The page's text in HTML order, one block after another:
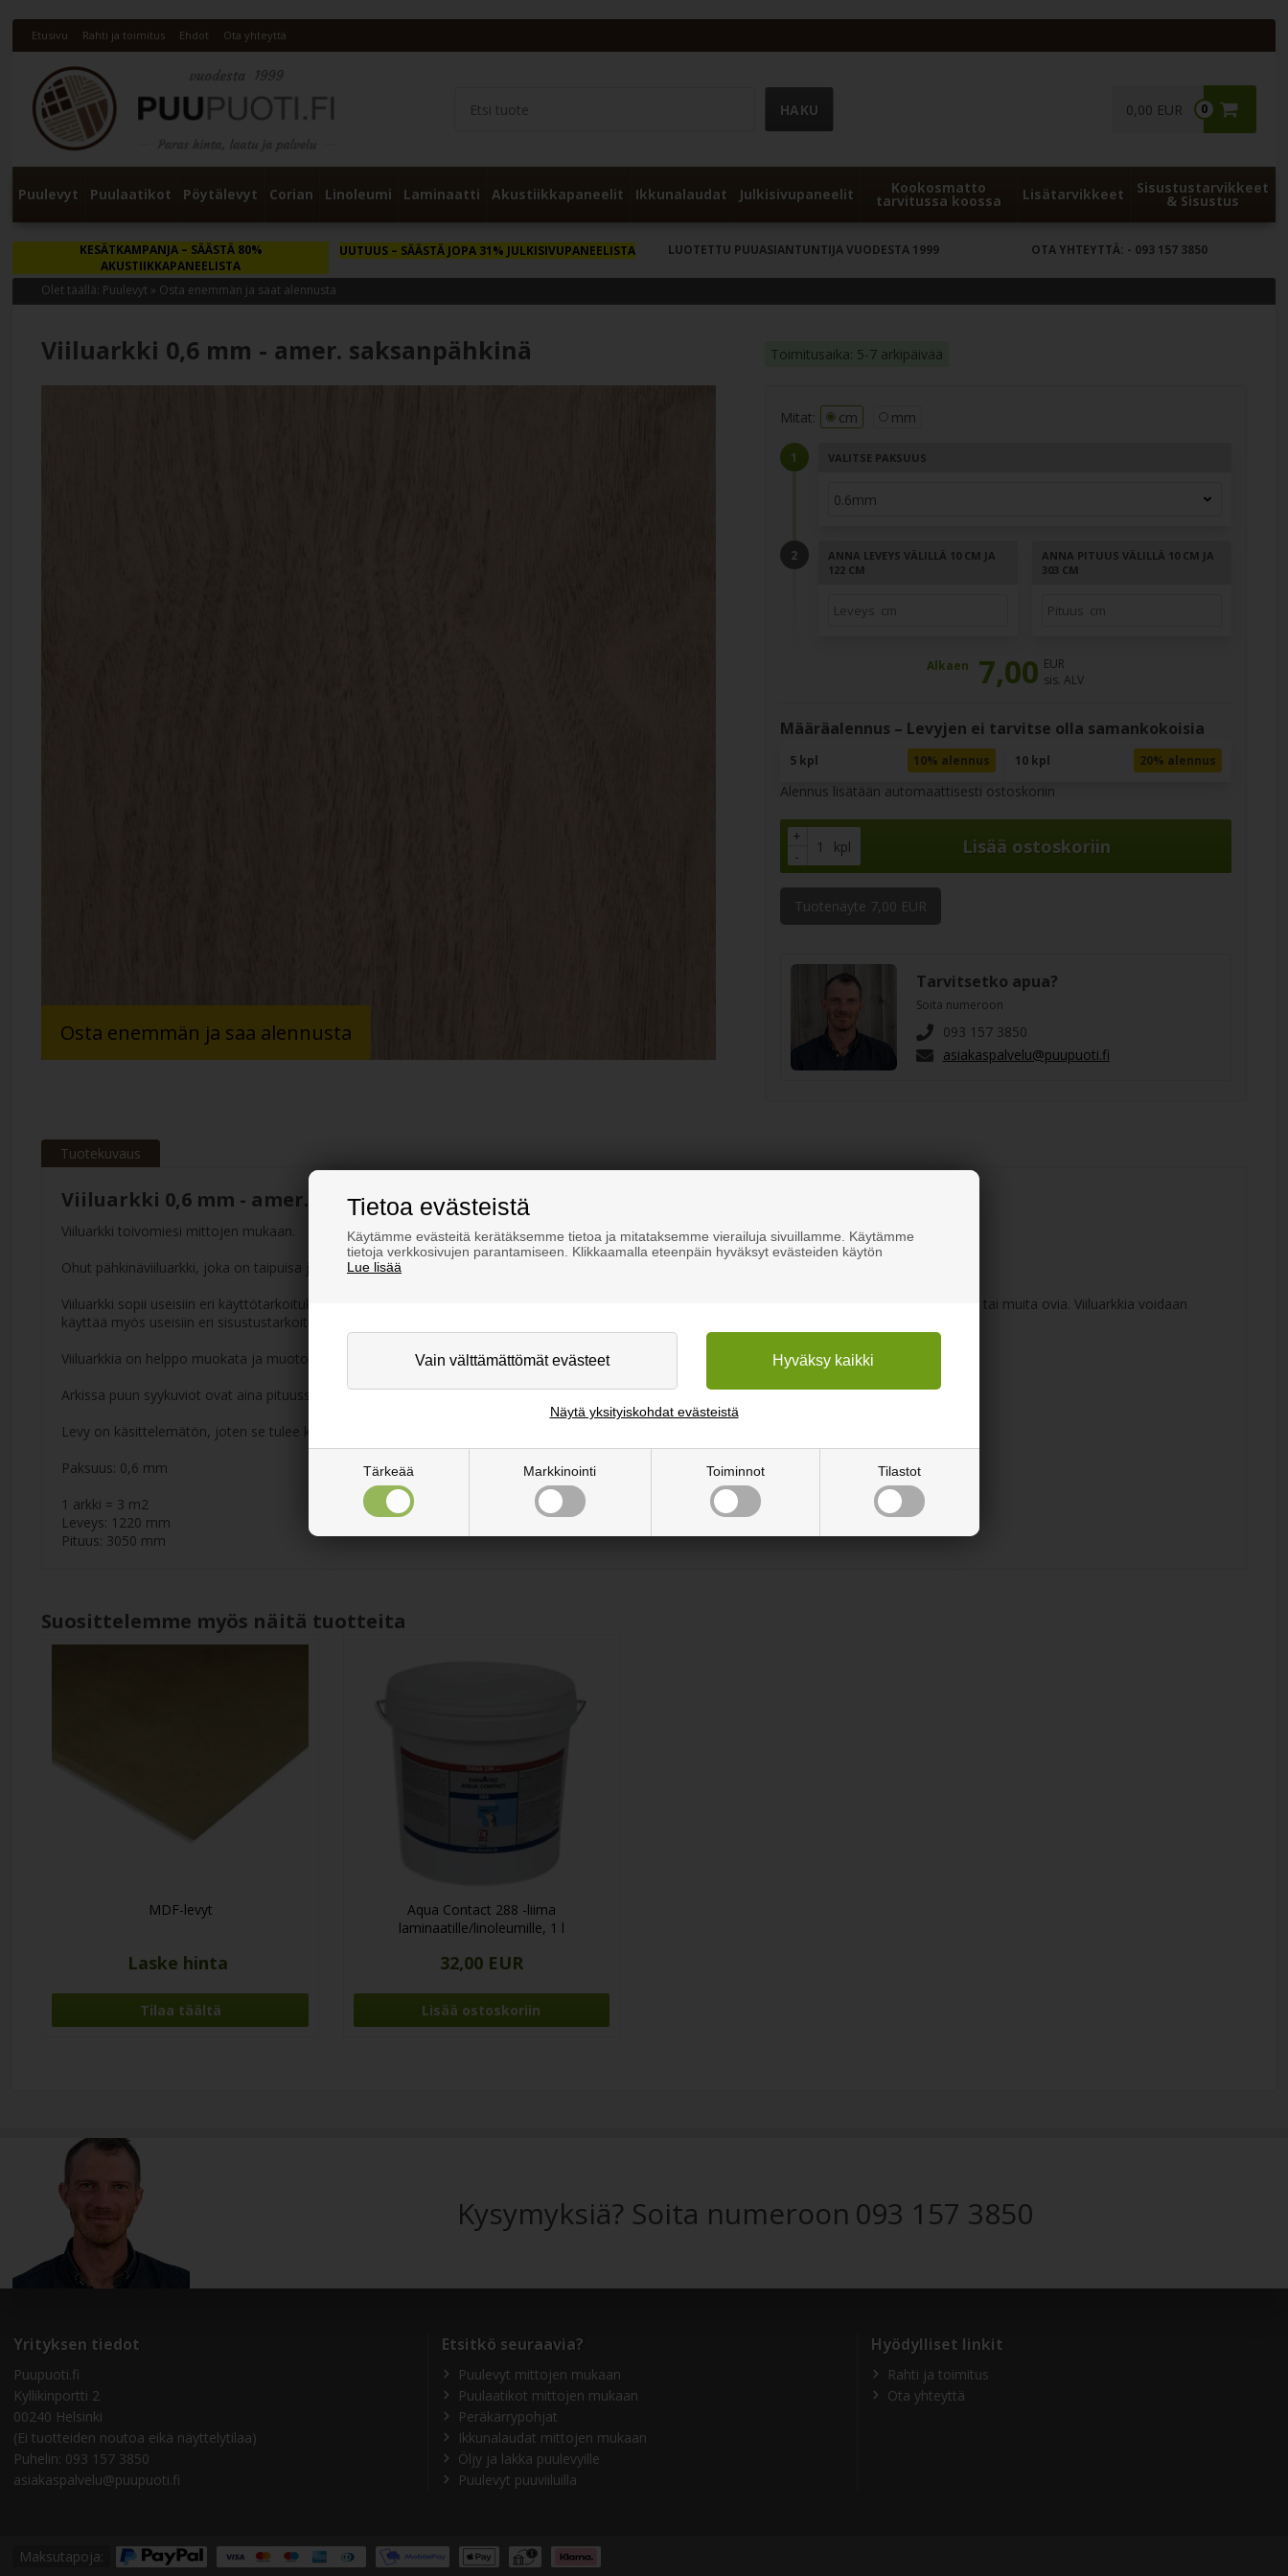
Tietoa evästeistä
Käytämme evästeitä kerätäksemme tietoa ja mitataksemme vierailuja sivuillamme. Käytämme
tietoja verkkosivujen parantamiseen. Klikkaamalla eteenpäin hyväksyt evästeiden käytön
Lue lisää
Tärkeää Markkinointi Toiminnot Tilastot
Näytä yksityiskohdat evästeistä
Etusivu Rahti ja toimitus Ehdot Ota yhteyttä
0
0,00 EUR
Puulevyt Puulaatikot Pöytälevyt Corian Linoleumi Laminaatti Akustiikkapaneelit Ikkunalaudat Julkisivupaneelit Kookosmatto
tarvitussa koossa Lisätarvikkeet Sisustustarvikkeet
& Sisustus
KESÄTKAMPANJA– SÄÄSTÄ 80%
AKUSTIIKKAPANEELISTA
UUTUUS– SÄÄSTÄ JOPA 31% JULKISIVUPANEELISTA LUOTETTU PUUASIANTUNTIJA VUODESTA 1999 OTA YHTEYTTÄ: - 093 157 3850
Olet täällä: Puulevyt » Osta enemmän ja saat alennusta
Viiluarkki 0,6 mm - amer. saksanpähkinä Toimitusaika: 5-7 arkipäivää
Osta enemmän ja saa alennusta
Mitat: cm mm
VALITSE PAKSUUS
ANNA LEVEYS VÄLILLÄ 10 CM JA
122 CM
ANNA PITUUS VÄLILLÄ 10 CM JA
303 CM
Alkaen 7,00 EUR
sis. ALV
Määräalennus – Levyjen ei tarvitse olla samankokoisia
5 kpl 10% alennus 10 kpl 20% alennus
Alennus lisätään automaattisesti ostoskoriin
+
-
kpl
Tuotenäyte 7,00 EUR
Tarvitsetko apua?
Soita numeroon
093 157 3850
asiakaspalvelu@puupuoti.fi
Tuotekuvaus
Viiluarkki 0,6 mm - amer. saksanpähkinä
Viiluarkki toivomiesi mittojen mukaan.
Ohut pähkinäviiluarkki, joka on taipuisa ja helppokäyttöinen ja jonka voit liimata suoraan haluamallesi pinnalle.
Viiluarkki sopii useisiin eri käyttötarkoituksiin ja se on hyvä vaihtoehto massiivipuulle, jos haluat esim. uudistaa vanhoja kalusteita, keittiön kaapistoja tai muita ovia. Viiluarkkia voidaan
käyttää myös useisiin eri sisustustarkoituksiin. Vain mielikuvituksesi on rajana.
Viiluarkkia on helppo muokata ja muotoilla leikkaamalla ja lävistämällä. Ja tämän jälkeen voit liimata sen haluamallesi pohjalle.
Arkissa puun syykuviot ovat aina pituussuunnassa.
Levy on käsittelemätön, joten se tulee käsitellä lakalla, saippualla tai öljyllä.
Paksuus: 0,6 mm
1 arkki = 3 m2
Leveys: 1220 mm
Pituus: 3050 mm
Suosittelemme myös näitä tuotteita
MDF-levyt
Laske hinta
Tilaa täältä
Aqua Contact 288 -liima
laminaatille/linoleumille, 1 l
32,00 EUR
Kysymyksiä? Soita numeroon 093 157 3850
Yrityksen tiedot
Puupuoti.fi
Kyllikinportti 2
00240 Helsinki
(Ei tuotteiden noutoa eikä näyttelytilaa)
Puhelin: 093 157 3850
asiakaspalvelu@puupuoti.fi
Etsitkö seuraavia?
Puulevyt mittojen mukaan
Puulaatikot mittojen mukaan
Peräkärrypohjat
Ikkunalaudat mittojen mukaan
Öljy ja lakka puulevyille
Puulevyt puuviiluilla
Hyödylliset linkit
Rahti ja toimitus
Ota yhteyttä
Maksutapoja: